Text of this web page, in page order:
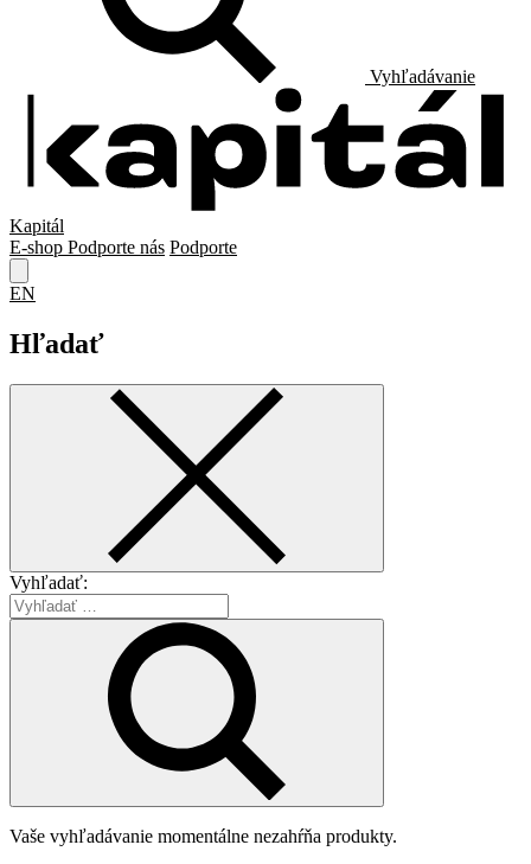
Vyhľadávanie
Kapitál
E-shop Podporte nás Podporte
EN
Hľadať
Vyhľadať:
Vaše vyhľadávanie momentálne nezahŕňa produkty.